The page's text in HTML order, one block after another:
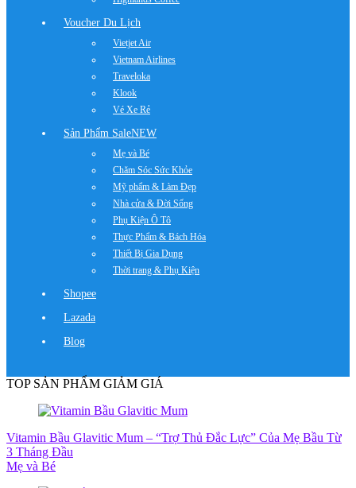
Voucher Du Lịch
Vietjet Air
Vietnam Airlines
Traveloka
Klook
Vé Xe Rẻ
Sản Phẩm SaleNEW
Mẹ và Bé
Chăm Sóc Sức Khỏe
Mỹ phẩm & Làm Đẹp
Nhà cửa & Đời Sống
Phụ Kiện Ô Tô
Thực Phẩm & Bách Hóa
Thiết Bị Gia Dụng
Thời trang & Phụ Kiện
Shopee
Lazada
Blog
TOP SẢN PHẨM GIẢM GIÁ
Vitamin Bầu Glavitic Mum – “Trợ Thủ Đắc Lực” Của Mẹ Bầu Từ
3 Tháng Đầu
Mẹ và Bé